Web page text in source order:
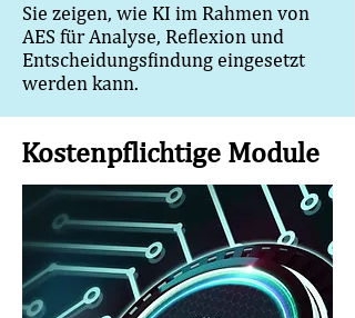
Sie zeigen, wie KI im Rahmen von
AES für Analyse, Reflexion und
Entscheidungsfindung eingesetzt
werden kann.
Kostenpflichtige Module